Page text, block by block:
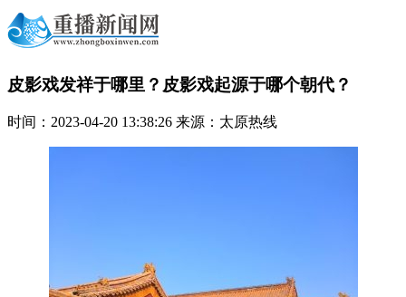
皮影戏发祥于哪里？皮影戏起源于哪个朝代？
时间：2023-04-20 13:38:26 来源：太原热线